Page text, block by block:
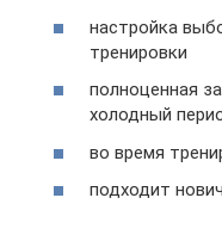
настройка
тренировки
полноценная
холодный
во время
подходит